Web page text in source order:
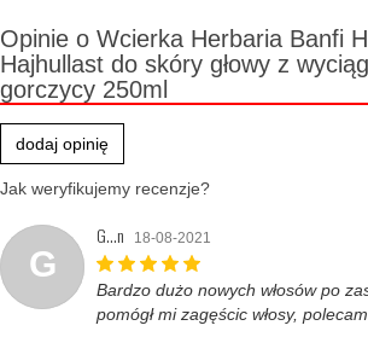
Opinie o Wcierka Herbaria Banfi
Hajhullast do skóry głowy z
gorczycy 250ml
dodaj opinię
Jak weryfikujemy recenzje?
G
G...n 18-08-2021
Bardzo dużo nowych włosów po
pomógł mi zagęścic włosy, polecam